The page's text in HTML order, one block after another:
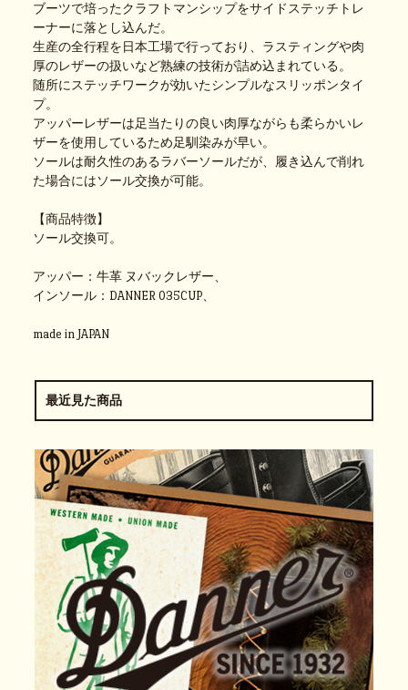
ブーツで培ったクラフトマンシップをサイドステッチトレ
ーナーに落とし込んだ。
生産の全行程を日本工場で行っており、ラスティングや肉
厚のレザーの扱いなど熟練の技術が詰め込まれている。
随所にステッチワークが効いたシンプルなスリッポンタイ
プ。
アッパーレザーは足当たりの良い肉厚ながらも柔らかいレ
ザーを使用しているため足馴染みが早い。
ソールは耐久性のあるラバーソールだが、履き込んで削れ
た場合にはソール交換が可能。
【商品特徴】
ソール交換可。
アッパー：牛革 ヌバックレザー、
インソール：DANNER 035CUP、
made in JAPAN
最近見た商品